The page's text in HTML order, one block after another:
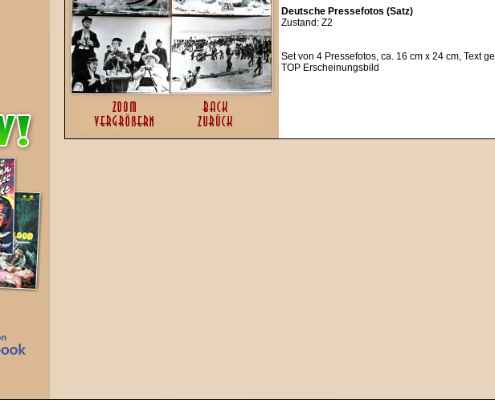
Deutsche Pressefotos (Satz)
Zustand: Z2
Set von 4 Pressefotos, ca. 16 cm x 24 cm, Text
TOP Erscheinungsbild